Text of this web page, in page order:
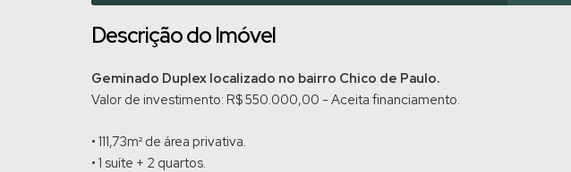
Descrição do Imóvel
Geminado Duplex localizado no bairro Chico de Paulo.
Valor de investimento: R$ 550.000,00 - Aceita financiamento.
• 111,73m² de área privativa.
• 1 suíte + 2 quartos.